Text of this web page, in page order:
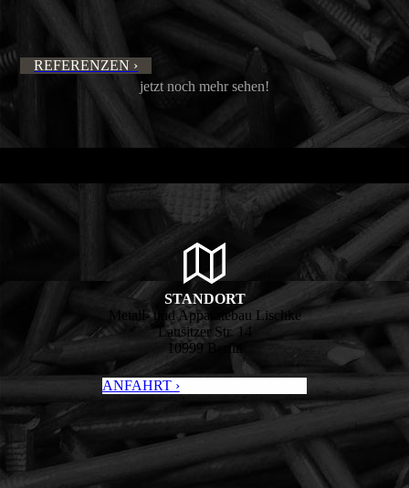
REFERENZEN ›
jetzt noch mehr sehen!
STANDORT
Metall- und Apparatebau Lischke
Lausitzer Str. 14
10999 Berlin
ANFAHRT ›